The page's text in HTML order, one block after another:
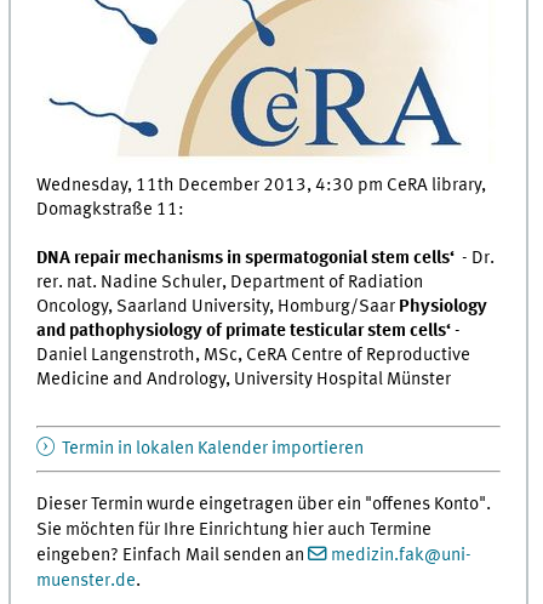
Wednesday, 11th December 2013, 4:30 pm CeRA library,
Domagkstraße 11:
DNA repair mechanisms in spermatogonial stem cells‘ - Dr.
rer. nat. Nadine Schuler, Department of Radiation
Oncology, Saarland University, Homburg/Saar Physiology
and pathophysiology of primate testicular stem cells‘-
Daniel Langenstroth, MSc, CeRA Centre of Reproductive
Medicine and Andrology, University Hospital Münster
Termin in lokalen Kalender importieren
Dieser Termin wurde eingetragen über ein "offenes Konto".
Sie möchten für Ihre Einrichtung hier auch Termine
eingeben? Einfach Mail senden an
medizin.fak@uni-
muenster.de.